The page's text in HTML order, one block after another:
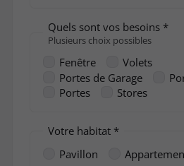
Quels sont vos besoins *
Plusieurs choix possibles
Fenêtre
Volets
Portes de Garage
Portes
Stores
Votre habitat *
Pavillon